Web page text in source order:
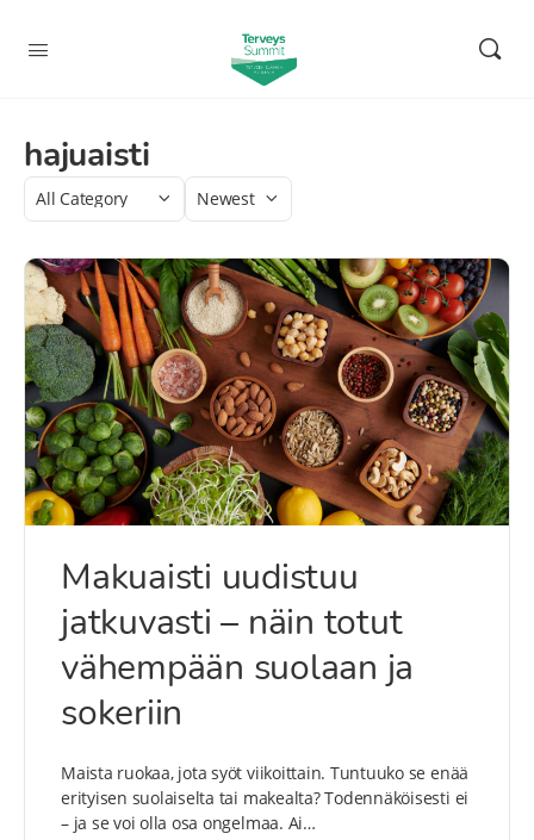
hajuaisti
Category
Sort
Makuaisti uudistuu
jatkuvasti – näin totut
vähempään suolaan ja
sokeriin
Maista ruokaa, jota syöt viikoittain. Tuntuuko se enää
erityisen suolaiselta tai makealta? Todennäköisesti ei
– ja se voi olla osa ongelmaa. Ai…